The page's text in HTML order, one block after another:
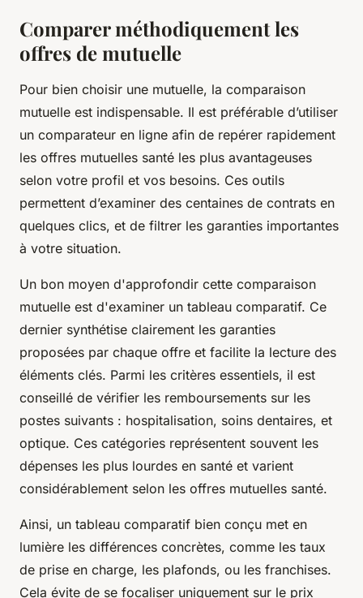
Comparer méthodiquement les
offres de mutuelle
Pour bien choisir une mutuelle, la comparaison
mutuelle est indispensable. Il est préférable d’utiliser
un comparateur en ligne afin de repérer rapidement
les offres mutuelles santé les plus avantageuses
selon votre profil et vos besoins. Ces outils
permettent d’examiner des centaines de contrats en
quelques clics, et de filtrer les garanties importantes
à votre situation.
Un bon moyen d'approfondir cette comparaison
mutuelle est d'examiner un tableau comparatif. Ce
dernier synthétise clairement les garanties
proposées par chaque offre et facilite la lecture des
éléments clés. Parmi les critères essentiels, il est
conseillé de vérifier les remboursements sur les
postes suivants : hospitalisation, soins dentaires, et
optique. Ces catégories représentent souvent les
dépenses les plus lourdes en santé et varient
considérablement selon les offres mutuelles santé.
Ainsi, un tableau comparatif bien conçu met en
lumière les différences concrètes, comme les taux
de prise en charge, les plafonds, ou les franchises.
Cela évite de se focaliser uniquement sur le prix